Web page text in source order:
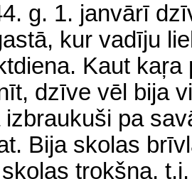
g. 1. janvārī
kur vadīju
Kaut
dzīve vēl bija
izbraukuši pa
Bija skolas
trokšņa, t.i.